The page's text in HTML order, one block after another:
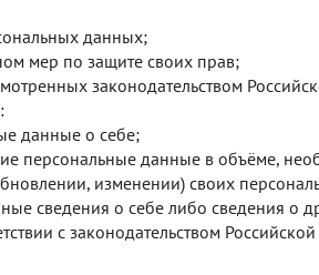
данных;
мер по защите своих прав;
законодательством
данные о себе;
персональные данные в объёме,
изменении) своих
сведения о себе либо сведения о
с законодательством